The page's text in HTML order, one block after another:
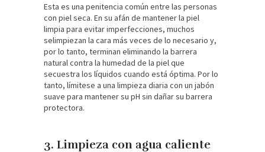
Esta es una penitencia común entre las personas
con piel seca. En su afán de mantener la piel
limpia para evitar imperfecciones, muchos
selimpiezan la cara más veces de lo necesario y,
por lo tanto, terminan eliminando la barrera
natural contra la humedad de la piel que
secuestra los líquidos cuando está óptima. Por lo
tanto, límitese a una limpieza diaria con un jabón
suave para mantener su pH sin dañar su barrera
protectora.
3. Limpieza con agua caliente